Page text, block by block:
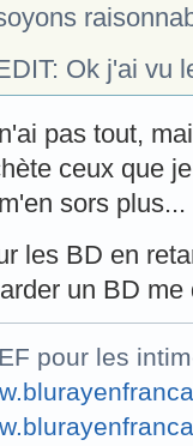
Ok j'ai vu
pas tout,
ceux que
sors plus...
les BD en
un BD
pour les